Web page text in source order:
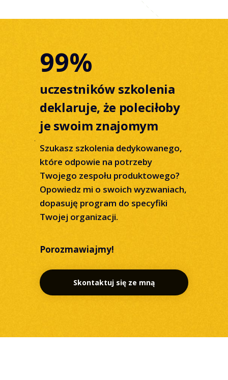
99%
uczestników szkolenia
deklaruje, że poleciłoby
je swoim znajomym
Szukasz szkolenia dedykowanego,
które odpowie na potrzeby
Twojego zespołu produktowego?
Opowiedz mi o swoich wyzwaniach,
dopasuję program do specyfiki
Twojej organizacji.
Porozmawiajmy!
Skontaktuj się ze mną